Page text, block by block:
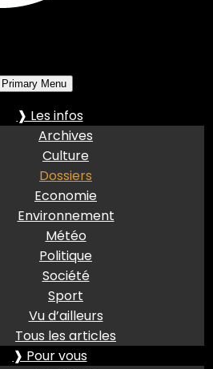
Primary Menu
❱ Les infos
Archives
Culture
Dossiers
Economie
Environnement
Météo
Politique
Société
Sport
Vu d’ailleurs
Tous les articles
❱ Pour vous